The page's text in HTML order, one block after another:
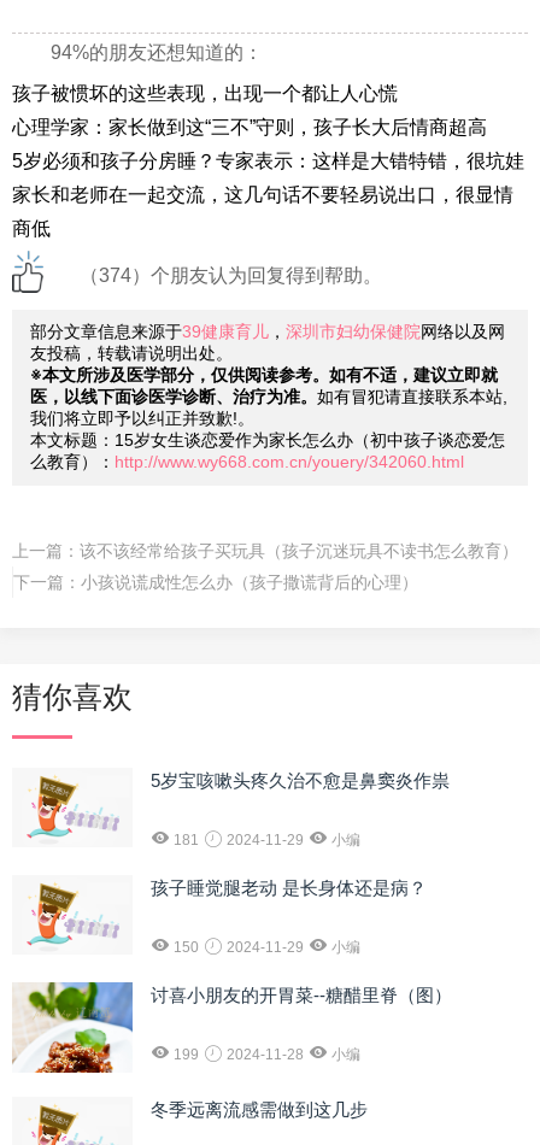
94%的朋友还想知道的：
孩子被惯坏的这些表现，出现一个都让人心慌
心理学家：家长做到这“三不”守则，孩子长大后情商超高
5岁必须和孩子分房睡？专家表示：这样是大错特错，很坑娃
家长和老师在一起交流，这几句话不要轻易说出口，很显情
商低
（374）个朋友认为回复得到帮助。
部分文章信息来源于39健康育儿 ， 深圳市妇幼保健院网络以及网
友投稿，转载请说明出处。
※本文所涉及医学部分，仅供阅读参考。如有不适，建议立即就
医，以线下面诊医学诊断、治疗为准。 如有冒犯请直接联系本站,
我们将立即予以纠正并致歉!。
本文标题：15岁女生谈恋爱作为家长怎么办（初中孩子谈恋爱怎
么教育）： http://www.wy668.com.cn/youery/342060.html
上一篇： 该不该经常给孩子买玩具（孩子沉迷玩具不读书怎么教育）
下一篇： 小孩说谎成性怎么办（孩子撒谎背后的心理）
猜你喜欢
5岁宝咳嗽头疼久治不愈是鼻窦炎作祟
181 2024-11-29 小编
孩子睡觉腿老动 是长身体还是病？
150 2024-11-29 小编
讨喜小朋友的开胃菜--糖醋里脊（图）
199 2024-11-28 小编
冬季远离流感需做到这几步